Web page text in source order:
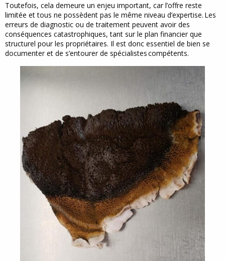
Toutefois, cela demeure un enjeu important, car l’offre reste
limitée et tous ne possèdent pas le même niveau d’expertise. Les
erreurs de diagnostic ou de traitement peuvent avoir des
conséquences catastrophiques, tant sur le plan financier que
structurel pour les propriétaires. Il est donc essentiel de bien se
documenter et de s’entourer de spécialistes compétents.